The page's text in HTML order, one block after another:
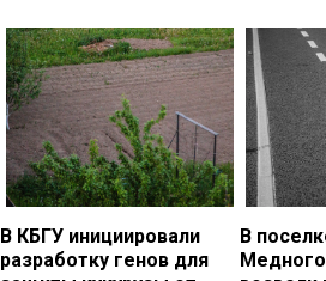
В КБГУ инициировали
разработку генов для
В